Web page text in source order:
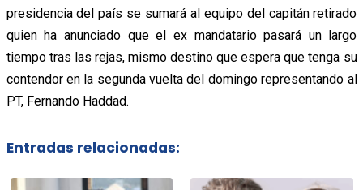
presidencia del país se sumará al equipo del capitán retirado
quien ha anunciado que el ex mandatario pasará un largo
tiempo tras las rejas, mismo destino que espera que tenga su
contendor en la segunda vuelta del domingo representando al
PT, Fernando Haddad.
Entradas relacionadas: